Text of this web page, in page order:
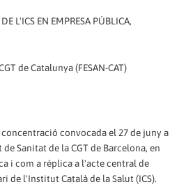
L'ICS EN EMPRESA PÚBLICA,
de Catalunya (FESAN-CAT)
convocada el 27 de juny a
Sanitat de la CGT de Barcelona, en
i com a rèplica a l'acte central de
de l'Institut Català de la Salut (ICS).